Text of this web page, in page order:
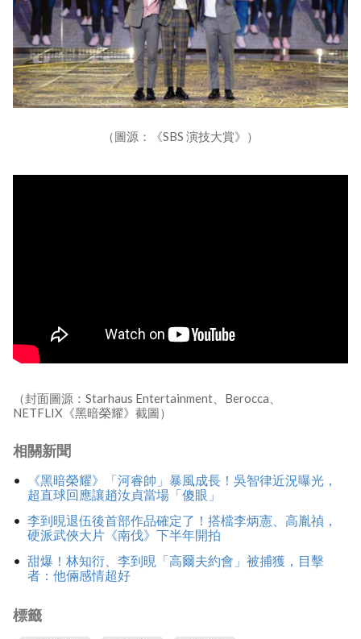
（圖源：《SBS 演技大賞》）
（封面圖源：Starhaus Entertainment、Berocca、
NETFLIX《黑暗榮耀》截圖）
相關新聞
《黑暗榮耀》「河睿帥」暴風成長！吳智律近況曝光，
超直球回應讓趙汝貞當場「傻眼」
李到晛退伍後首部作品確定了！搭檔李炳憲、高胤禎，
硬派武俠大片《南伐》下半年開拍
甜爆！林知衍、李到晛「高爾夫約會」被捕獲，目擊
者：他倆感情超好
標籤